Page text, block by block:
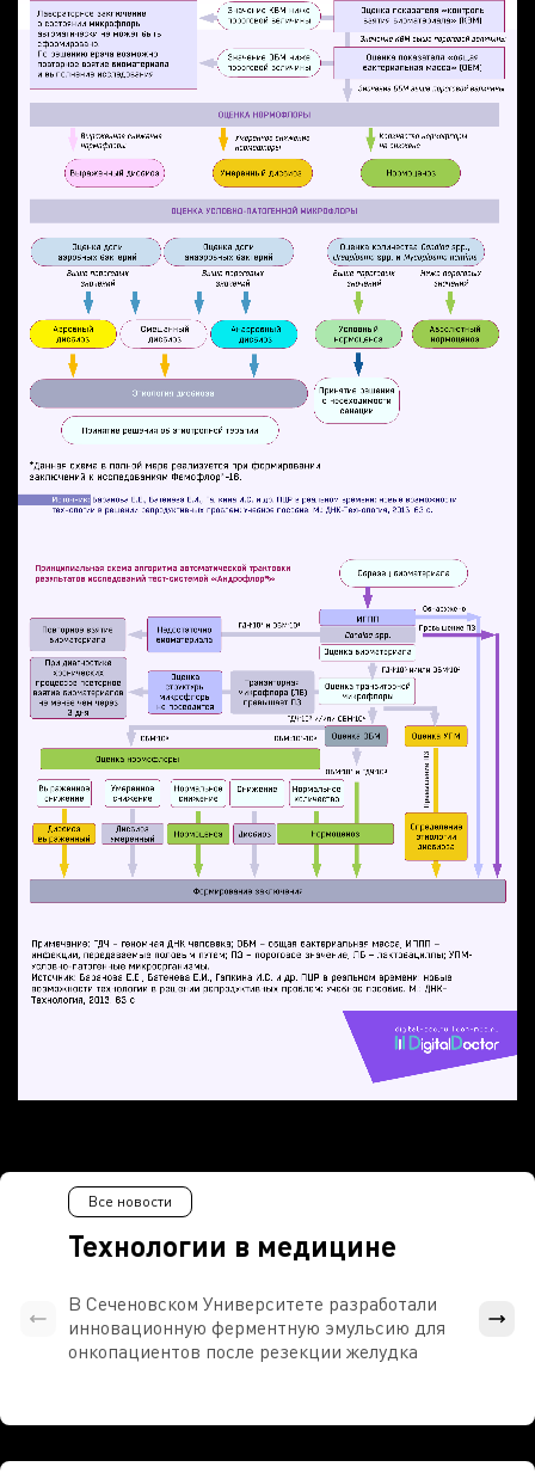
Технологии в медицине
Все новости
В Сеченовском Университете разработали
инновационную ферментную эмульсию для
онкопациентов после резекции желудка